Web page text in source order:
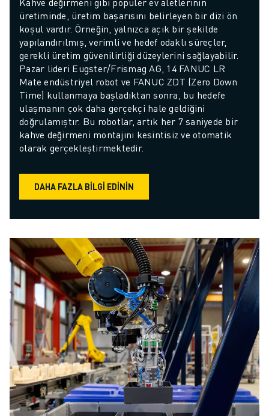
üretiminde, üretim başarısını belirleyen bir dizi ön
koşul vardır. Örneğin, yalnızca açık bir şekilde
yapılandırılmış, verimli ve hedef odaklı süreçler,
gerekli üretim güvenilirliği düzeylerini sağlayabilir.
Pazar lideri Eugster/Frismag AG, 14 FANUC LR
Mate endüstriyel robot ve FANUC ZDT (Zero Down
Time) kullanmaya başladıktan sonra, bu hedefe
ulaşmanın çok daha gerçekçi hale geldiğini
doğrulamıştır. Bu robotlar, artık her 7 saniyede bir
kahve değirmeni montajını kesintisiz ve otomatik
olarak gerçekleştirmektedir.
DAHA FAZLA BILGI EDININ